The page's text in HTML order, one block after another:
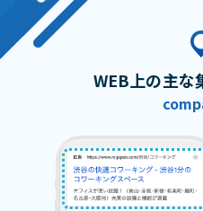
WEB上の主な